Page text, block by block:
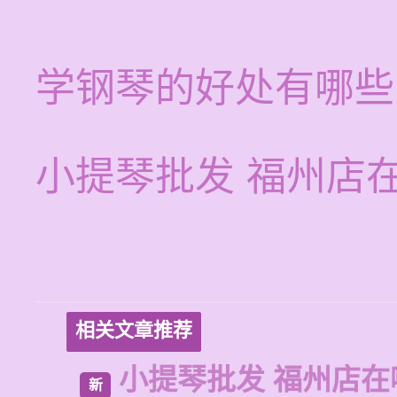
学钢琴的好处有哪些
小提琴批发 福州店
相关文章推荐
新 小提琴批发 福州店